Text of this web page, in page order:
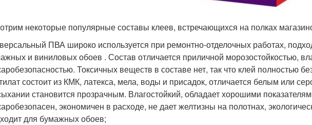
некоторые популярные составы клеев, встречающихся на полках
ПВА широко используется при ремонтно-отделочных работах,
и виниловых обоев . Состав отличается приличной морозостойкостью,
Токсичных веществ в составе нет, так что клей полностью
состоит из КМК, латекса, мела, воды и присадок, отличается белым или
становится прозрачным. Влагостойкий, обладает хорошими
экономичен в расходе, не дает желтизны на полотнах,
для бумажных обоев;